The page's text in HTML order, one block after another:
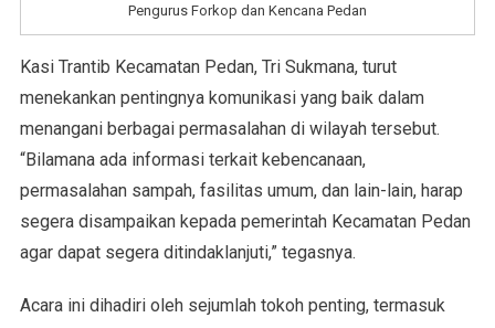
Pengurus Forkop dan Kencana Pedan
Kasi Trantib Kecamatan Pedan, Tri Sukmana, turut
menekankan pentingnya komunikasi yang baik dalam
menangani berbagai permasalahan di wilayah tersebut.
“Bilamana ada informasi terkait kebencanaan,
permasalahan sampah, fasilitas umum, dan lain-lain, harap
segera disampaikan kepada pemerintah Kecamatan Pedan
agar dapat segera ditindaklanjuti,” tegasnya.
Acara ini dihadiri oleh sejumlah tokoh penting, termasuk